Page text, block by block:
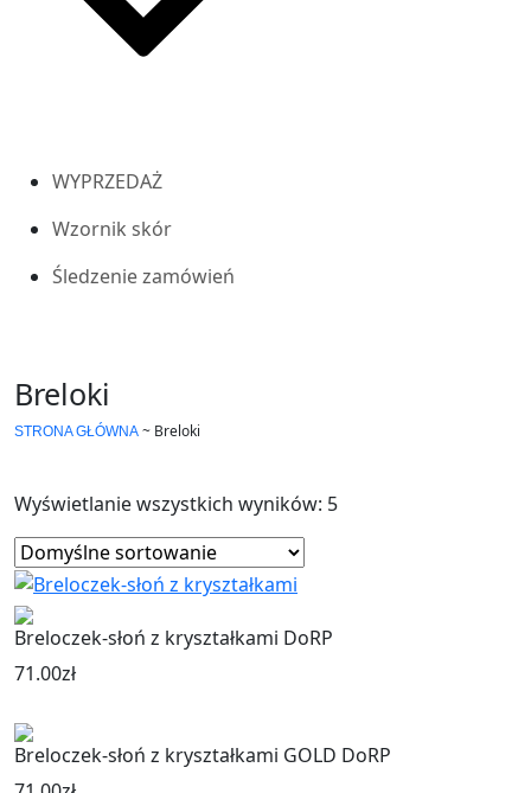
WYPRZEDAŻ
Wzornik skór
Śledzenie zamówień
Breloki
STRONA GŁÓWNA ~ Breloki
Wyświetlanie wszystkich wyników: 5
Breloczek-słoń z kryształkami DoRP
71.00zł
Breloczek-słoń z kryształkami GOLD DoRP